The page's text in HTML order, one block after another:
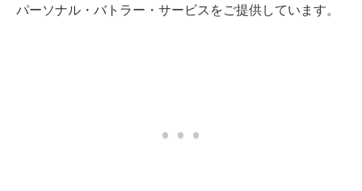
パーソナル・バトラー・サービスをご提供しています。